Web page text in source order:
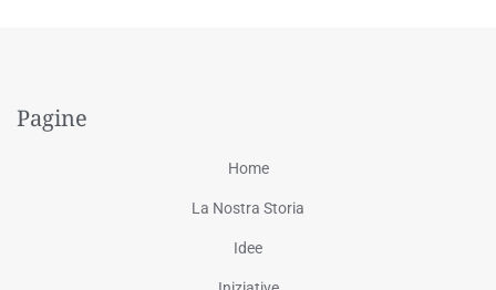
Pagine
Home
La Nostra Storia
Idee